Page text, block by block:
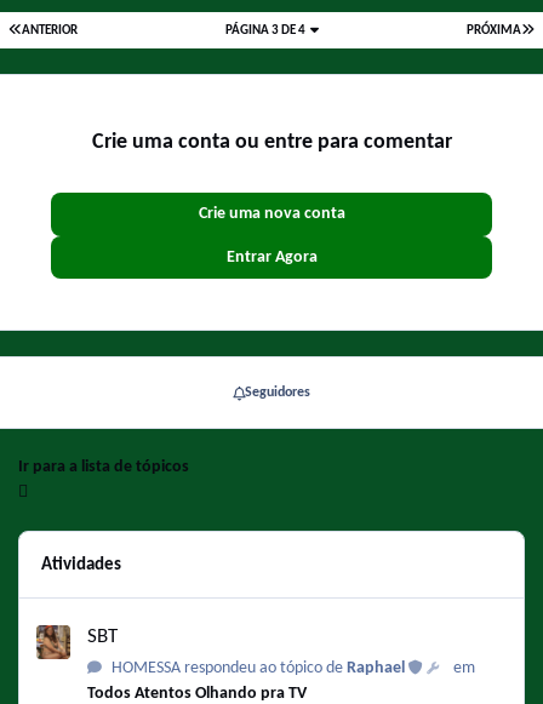
ANTERIOR PRÓXIMA
PÁGINA 3 DE 4
Crie uma conta ou entre para comentar
Crie uma nova conta
Entrar Agora
Seguidores
Ir para a lista de tópicos
Atividades
SBT
HOMESSA respondeu ao tópico de Raphael
em
Todos Atentos Olhando pra TV